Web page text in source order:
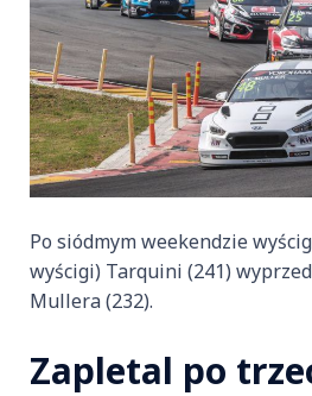
Po siódmym weekendzie
wyścigi) Tarquini (241)
Mullera (232).
Zapletal po